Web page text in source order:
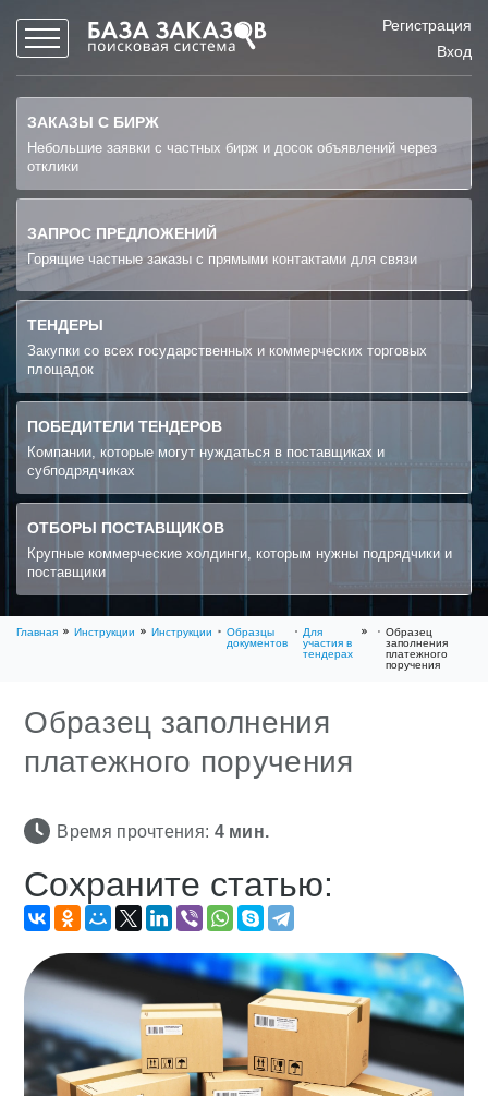
Регистрация
Вход
ЗАКАЗЫ С БИРЖ
Небольшие заявки с частных бирж и досок объявлений через
отклики
ЗАПРОС ПРЕДЛОЖЕНИЙ
Горящие частные заказы с прямыми контактами для связи
ТЕНДЕРЫ
Закупки со всех государственных и коммерческих торговых
площадок
ПОБЕДИТЕЛИ ТЕНДЕРОВ
Компании, которые могут нуждаться в поставщиках и
субподрядчиках
ОТБОРЫ ПОСТАВЩИКОВ
Крупные коммерческие холдинги, которым нужны подрядчики и
поставщики
Главная Инструкции Инструкции
Образцы
документов
Для
участия в
тендерах
Образец
заполнения
платежного
поручения
Образец заполнения
платежного поручения
Время прочтения: 4мин.
Сохраните статью: